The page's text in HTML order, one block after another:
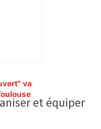
va
et équiper